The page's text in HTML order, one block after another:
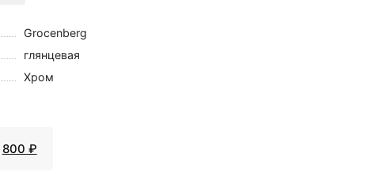
Grocenberg
глянцевая
Хром
800 ₽